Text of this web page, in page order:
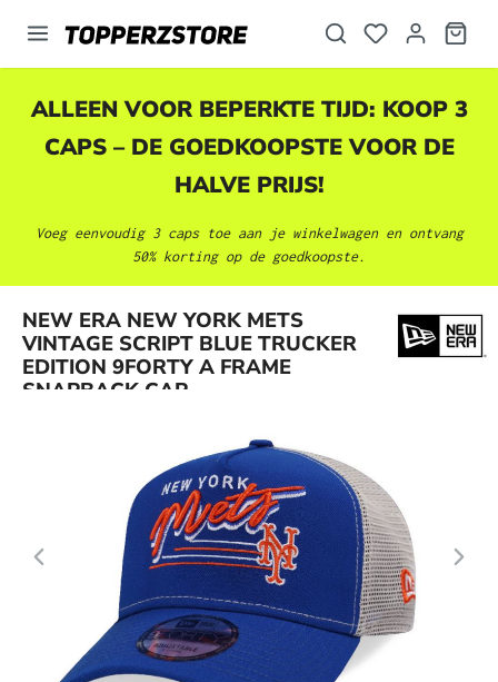
ALLEEN VOOR BEPERKTE TIJD: KOOP 3
CAPS – DE GOEDKOOPSTE VOOR DE
HALVE PRIJS!
Voeg eenvoudig 3 caps toe aan je winkelwagen en ontvang
50% korting op de goedkoopste.
NEW ERA NEW YORK METS
VINTAGE SCRIPT BLUE TRUCKER
EDITION 9FORTY A FRAME
SNAPBACK CAP
Afbeeldingengalerij overslaan